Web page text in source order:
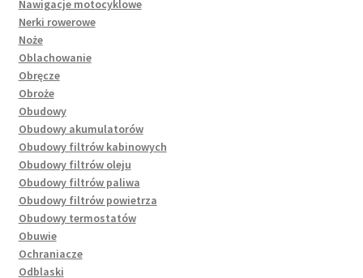
Nawigacje motocyklowe
Nerki rowerowe
Noże
Oblachowanie
Obręcze
Obroże
Obudowy
Obudowy akumulatorów
Obudowy filtrów kabinowych
Obudowy filtrów oleju
Obudowy filtrów paliwa
Obudowy filtrów powietrza
Obudowy termostatów
Obuwie
Ochraniacze
Odblaski